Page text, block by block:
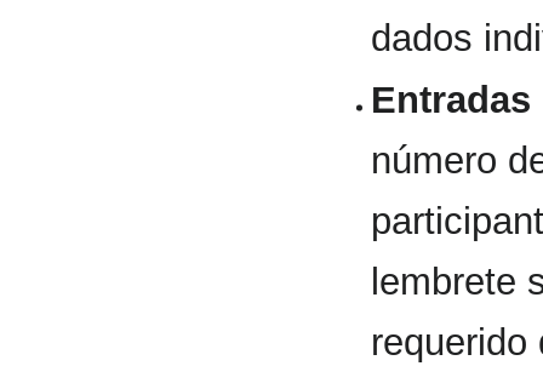
dados
número
lembrete
requerido